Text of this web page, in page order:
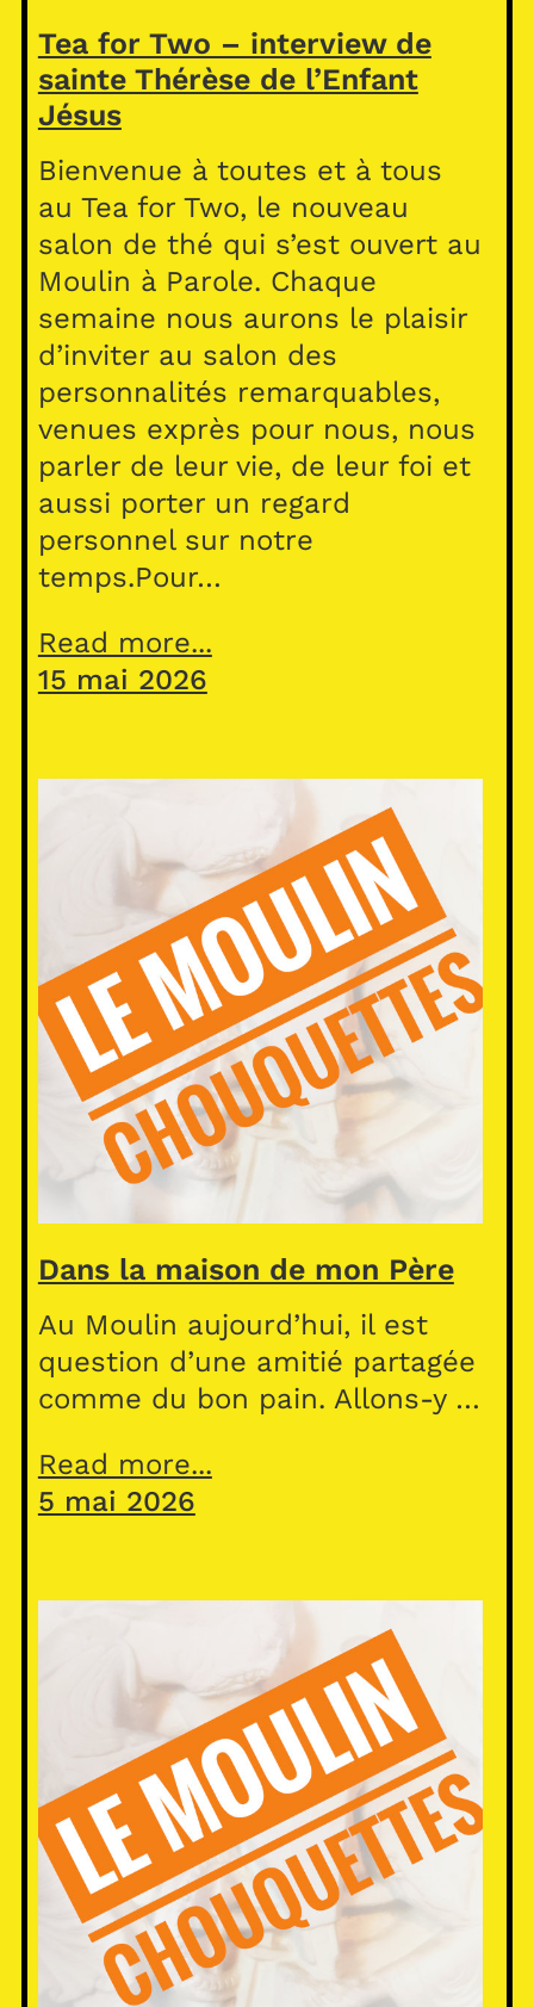
Tea for Two – interview de
sainte Thérèse de l’Enfant
Jésus
Bienvenue à toutes et à tous
au Tea for Two, le nouveau
salon de thé qui s’est ouvert au
Moulin à Parole. Chaque
semaine nous aurons le plaisir
d’inviter au salon des
personnalités remarquables,
venues exprès pour nous, nous
parler de leur vie, de leur foi et
aussi porter un regard
personnel sur notre
temps.Pour…
Read more...
15 mai 2026
Dans la maison de mon Père
Au Moulin aujourd’hui, il est
question d’une amitié partagée
comme du bon pain. Allons-y …
Read more...
5 mai 2026